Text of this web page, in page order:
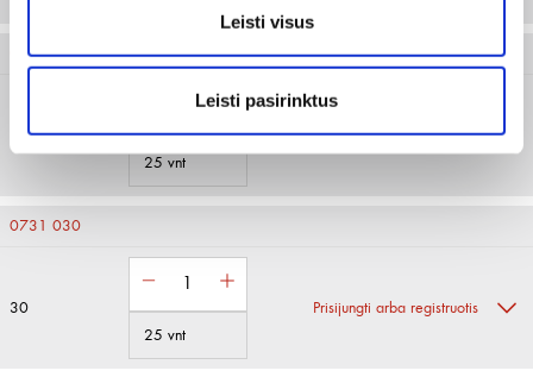
Leisti visus
Leisti pasirinktus
0731 025
25
25 vnt
Prisijungti arba registruotis
0731 030
30
25 vnt
Prisijungti arba registruotis